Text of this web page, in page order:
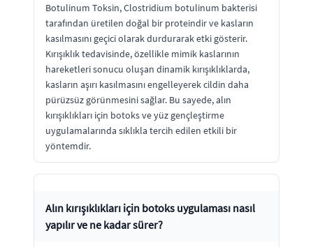
Botulinum Toksin, Clostridium botulinum bakterisi
tarafından üretilen doğal bir proteindir ve kasların
kasılmasını geçici olarak durdurarak etki gösterir.
Kırışıklık tedavisinde, özellikle mimik kaslarının
hareketleri sonucu oluşan dinamik kırışıklıklarda,
kasların aşırı kasılmasını engelleyerek cildin daha
pürüzsüz görünmesini sağlar. Bu sayede, alın
kırışıklıkları için botoks ve yüz gençleştirme
uygulamalarında sıklıkla tercih edilen etkili bir
yöntemdir.
Alın kırışıklıkları için botoks uygulaması nasıl
yapılır ve ne kadar sürer?